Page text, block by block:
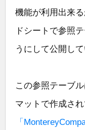
機能が利用出来
ドシートで参照
うにして公開し
この参照テーブ
マットで作成され
「